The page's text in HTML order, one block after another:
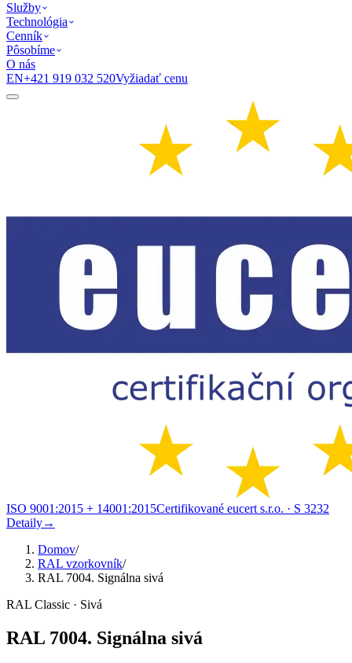
Služby
Technológia
Cenník
Pôsobíme
O nás
EN+421 919 032 520Vyžiadať cenu
ISO 9001:2015 + 14001:2015Certifikované eucert s.r.o. · S 3232
Detaily→
Domov/
RAL vzorkovník/
RAL 7004. Signálna sivá
RAL Classic · Sivá
RAL 7004. Signálna sivá